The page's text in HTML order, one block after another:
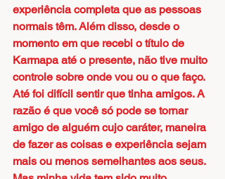
experiência completa que as pessoas
normais têm. Além disso, desde o
momento em que recebi o título de
Karmapa até o presente, não tive muito
controle sobre onde vou ou o que faço.
Até foi difícil sentir que tinha amigos. A
razão é que você só pode se tornar
amigo de alguém cujo caráter, maneira
de fazer as coisas e experiência sejam
mais ou menos semelhantes aos seus.